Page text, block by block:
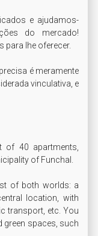
e ajudamos-
do mercado!
para lhe oferecer.
é meramente
vinculativa, e
of 40 apartments,
of Funchal.
of both worlds: a
location, with
transport, etc. You
green spaces, such